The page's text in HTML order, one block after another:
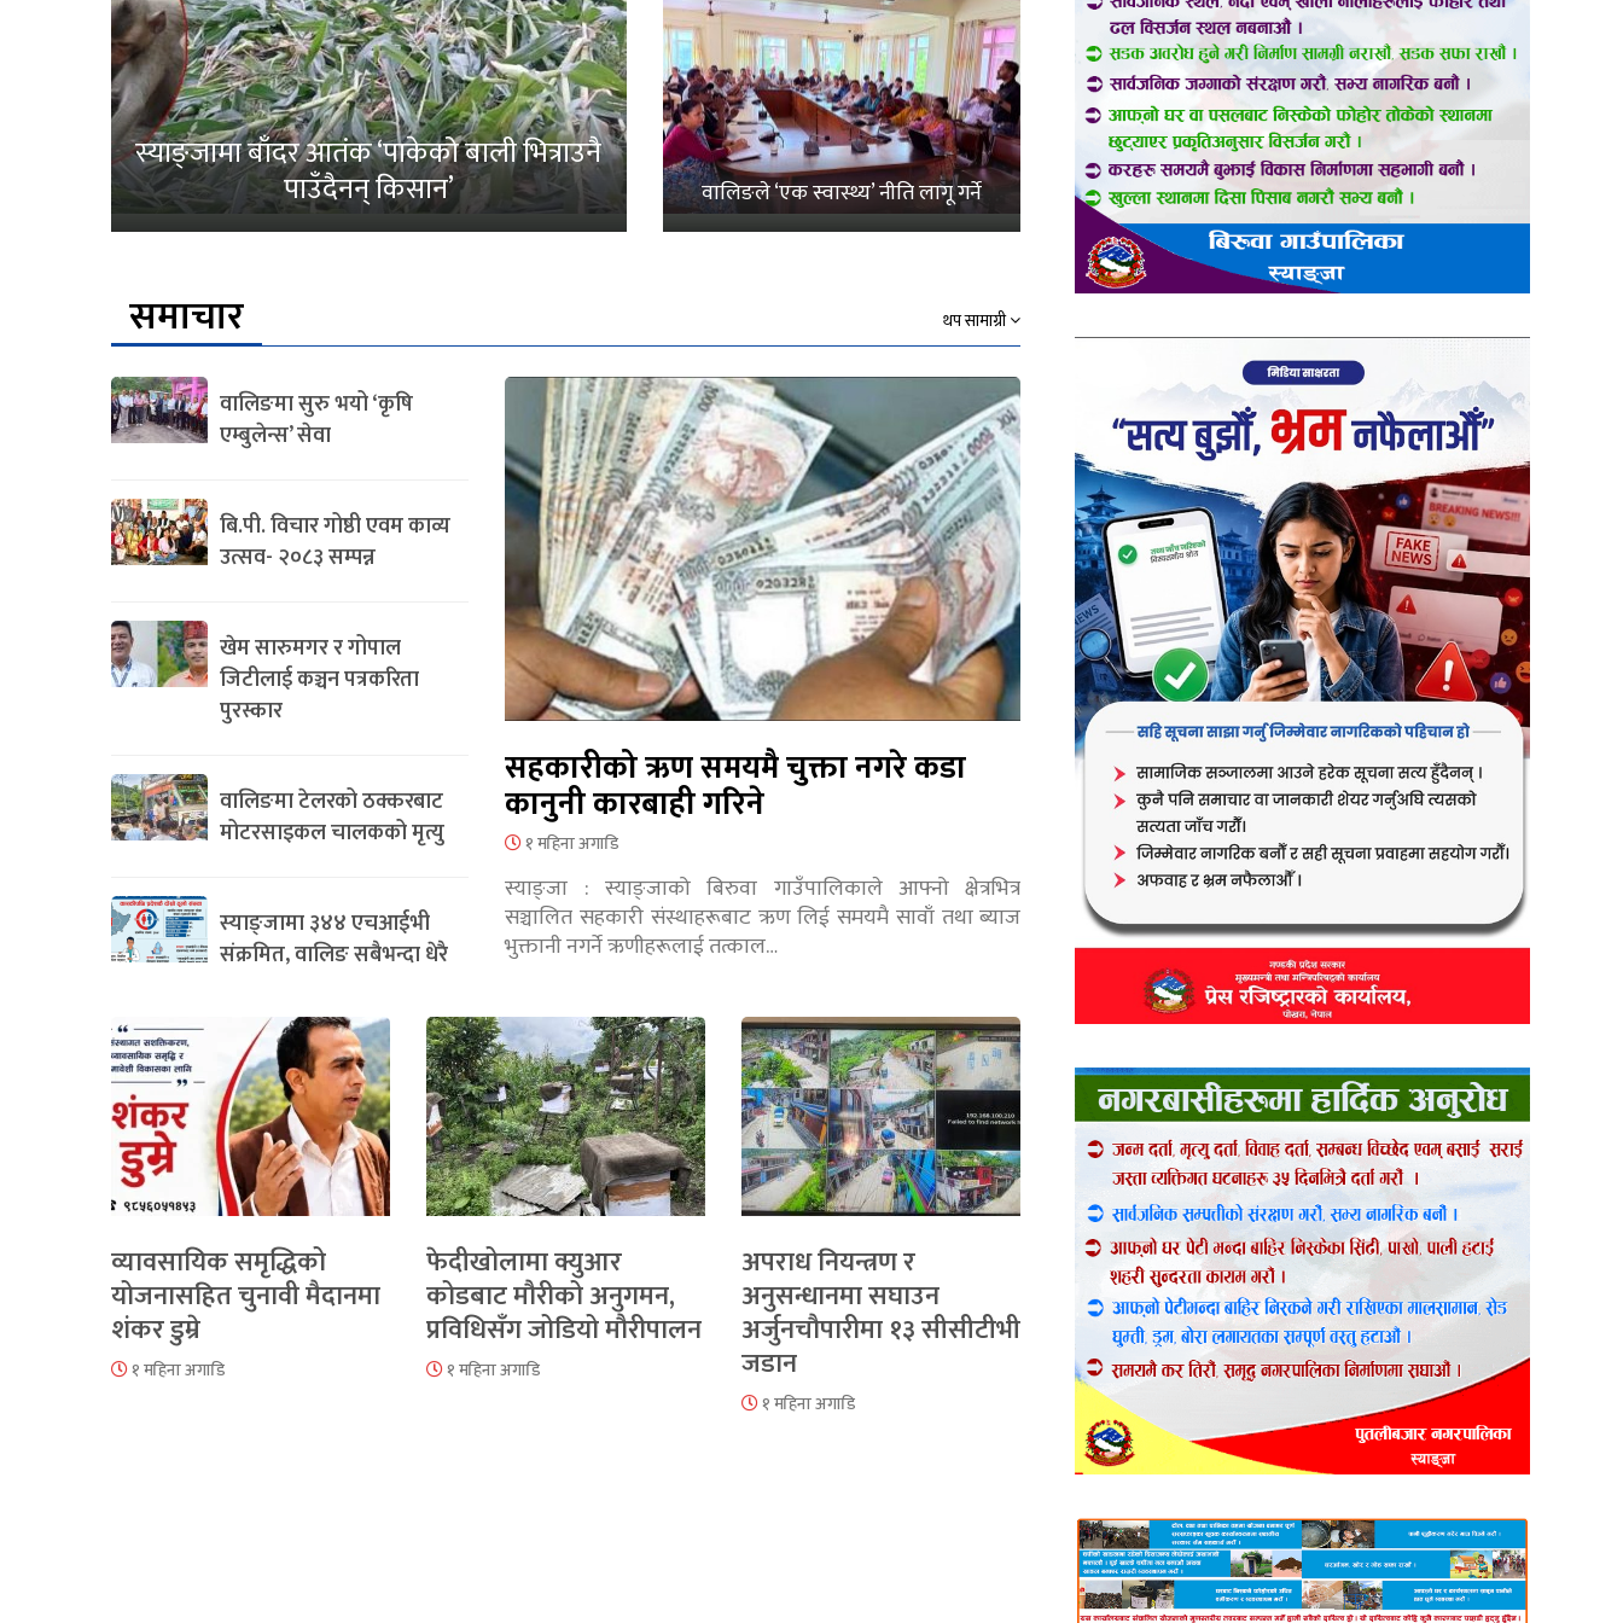
स्याङ्जामा बाँदर आतंक ‘पाकेको बाली भित्राउनै
पाउँदैनन् किसान’ वालिङले ‘एक स्वास्थ्य’ नीति लागू गर्ने
समाचार थप सामाग्री
वालिङमा सुरु भयो ‘कृषि
एम्बुलेन्स’ सेवा
बि.पी. विचार गोष्ठी एवम काव्य
उत्सव- २०८३ सम्पन्न
खेम सारुमगर र गोपाल
जिटीलाई कञ्चन पत्रकरिता
पुरस्कार
वालिङमा टेलरको ठक्करबाट
मोटरसाइकल चालकको मृत्यु
स्याङ्जामा ३४४ एचआईभी
संक्रमित, वालिङ सबैभन्दा धेरै
सहकारीको ऋण समयमै चुक्ता नगरे कडा
कानुनी कारबाही गरिने
१ महिना अगाडि
स्याङ्जा : स्याङ्जाको बिरुवा गाउँपालिकाले आफ्नो क्षेत्रभित्र
सञ्चालित सहकारी संस्थाहरूबाट ऋण लिई समयमै सावाँ तथा ब्याज
भुक्तानी नगर्ने ऋणीहरूलाई तत्काल…
व्यावसायिक समृद्धिको
योजनासहित चुनावी मैदानमा
शंकर डुम्रे
१ महिना अगाडि
फेदीखोलामा क्युआर
कोडबाट मौरीको अनुगमन,
प्रविधिसँग जोडियो मौरीपालन
१ महिना अगाडि
अपराध नियन्त्रण र
अनुसन्धानमा सघाउन
अर्जुनचौपारीमा १३ सीसीटीभी
जडान
१ महिना अगाडि